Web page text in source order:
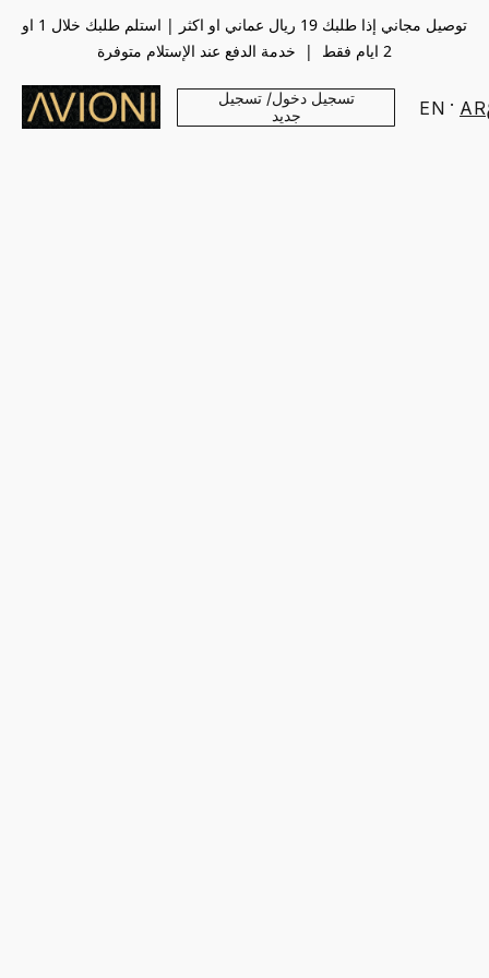
توصيل مجاني إذا طلبك 19 ريال عماني او اكثر | استلم طلبك خلال 1 او
2 ايام فقط | خدمة الدفع عند الإستلام متوفرة
تسجيل دخول/ تسجيل
جديد
EN AR